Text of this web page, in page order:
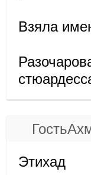
Взяла
Этихад